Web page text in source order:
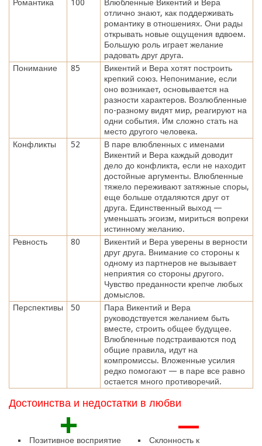
Романтика 100
Влюбленные Викентий и Вера
отлично знают, как поддерживать
романтику в отношениях. Они рады
открывать новые ощущения вдвоем.
Большую роль играет желание
радовать друг друга.
Понимание
85
Викентий и Вера хотят построить
крепкий союз. Непонимание, если
оно возникает, основывается на
разности характеров. Возлюбленные
по-разному видят мир, реагируют на
одни события. Им сложно стать на
место другого человека.
Конфликты
52
В паре влюбленных с именами
Викентий и Вера каждый доводит
дело до конфликта, если не находит
достойные аргументы. Влюбленные
тяжело переживают затяжные споры,
еще больше отдаляются друг от
друга. Единственный выход —
уменьшать эгоизм, мириться вопреки
истинному желанию.
Ревность
80
Викентий и Вера уверены в верности
друг друга. Внимание со стороны к
одному из партнеров не вызывает
неприятия со стороны другого.
Чувство преданности крепче любых
домыслов.
Перспективы
50
Пара Викентий и Вера
руководствуется желанием быть
вместе, строить общее будущее.
Влюбленные подстраиваются под
общие правила, идут на
компромиссы. Вложенные усилия
редко помогают — в паре все равно
остается много противоречий.
Достоинства и недостатки в любви
+
Позитивное восприятие
—
Склонность к